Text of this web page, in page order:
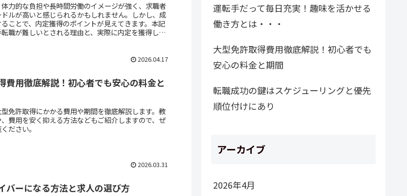
力的な負担や長時間労働のイメージが強く、求職者
ルが高いと感じられるかもしれません。しかし、成
ことで、内定獲得のポイントが見えてきます。本記
職が難しいとされる理由と、実際に内定を獲得した
2026.04.17
費用徹底解説！初心者でも安心の料金と
免許取得にかかる費用や期間を徹底解説します。教
費用を安く抑える方法などもご紹介しますので、ぜ
ださい。
2026.03.31
バーになる方法と求人の選び方
運転手だって毎日充実！趣味を活かせる
働き方とは・・・
大型免許取得費用徹底解説！初心者でも
安心の料金と期間
転職成功の鍵はスケジューリングと優先
順位付けにあり
アーカイブ
2026年4月